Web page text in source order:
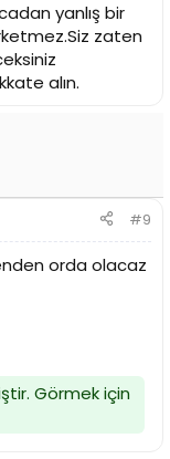
yanlış bir
zaten
alın.
#9
orda olacaz
Görmek için